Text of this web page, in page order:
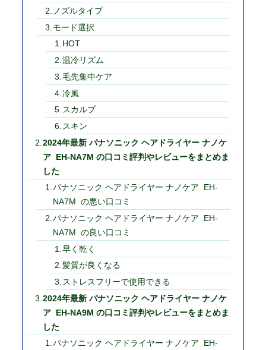
ノズルタイプ
モード選択
HOT
温冷リズム
毛先集中ケア
冷風
スカルプ
スキン
2024年最新 パナソニック ヘアドライヤー ナノケ
ア EH-NA7M の口コミ評判やレビューをまとめま
した
パナソニック ヘアドライヤー ナノケア EH-
NA7M の悪い口コミ
パナソニック ヘアドライヤー ナノケア EH-
NA7M の良い口コミ
早く乾く
髪質が良くなる
ストレスフリーで使用できる
2024年最新 パナソニック ヘアドライヤー ナノケ
ア EH-NA9M の口コミ評判やレビューをまとめま
した
パナソニック ヘアドライヤー ナノケア EH-